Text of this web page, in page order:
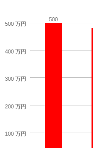
500
100 万円
200 万円
300 万円
400 万円
500 万円